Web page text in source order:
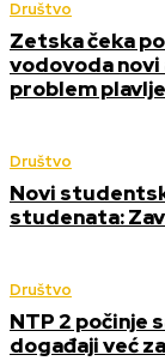
Društvo
Zetska čeka
vodovoda
problem
Društvo
Novi
studenata:
Društvo
NTP 2 počinje
događaji već